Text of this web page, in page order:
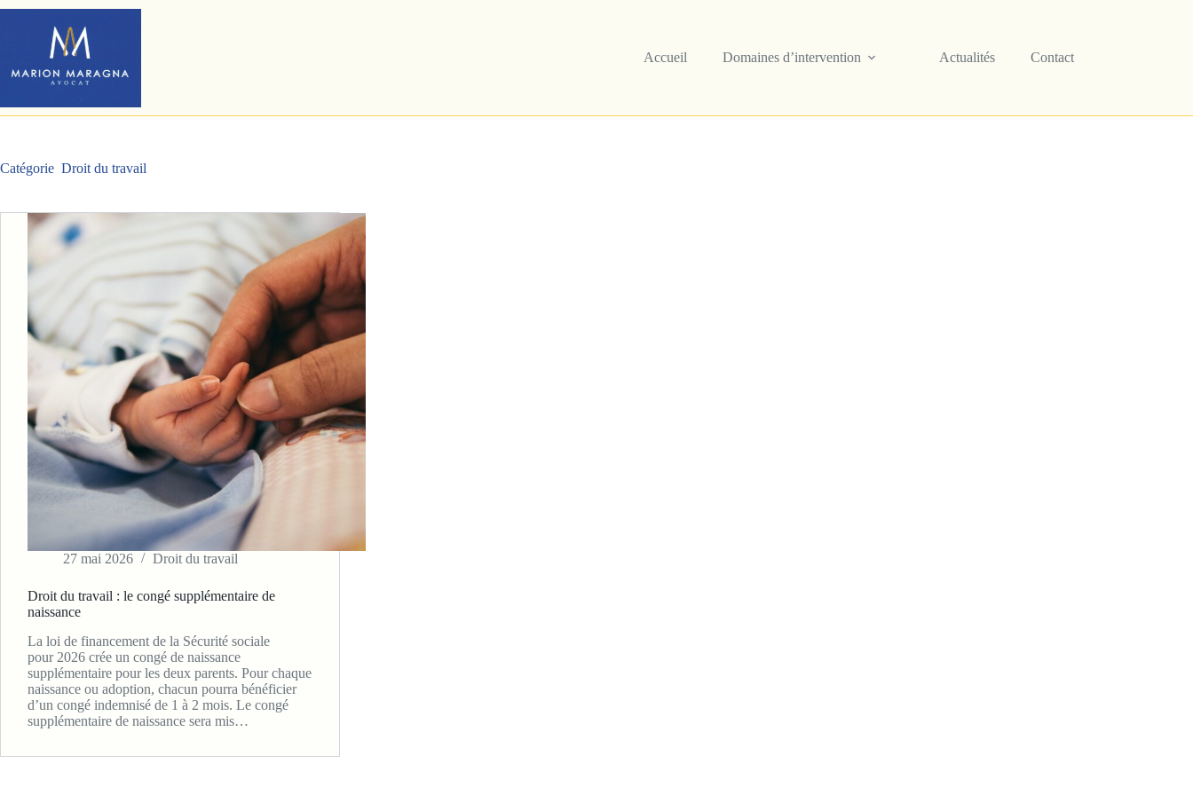
Passer
Accueil
Domaines d’intervention Actualités Contact
Catégorie Droit du travail
27 mai 2026 Droit du travail
Droit du travail : le congé supplémentaire de
naissance
La loi de financement de la Sécurité sociale
pour 2026 crée un congé de naissance
supplémentaire pour les deux parents. Pour chaque
naissance ou adoption, chacun pourra bénéficier
d’un congé indemnisé de 1 à 2 mois. Le congé
supplémentaire de naissance sera mis…